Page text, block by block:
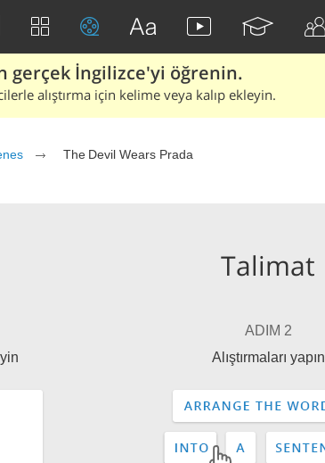
gerçek İngilizce'yi öğrenin.
alıştırma için kelime veya kalıp ekleyin.
The Devil Wears Prada
Talimat
ADIM 2
Alıştırmaları yapın